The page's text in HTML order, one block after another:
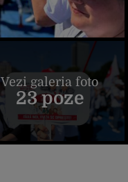
Vezi galeria foto
23 poze